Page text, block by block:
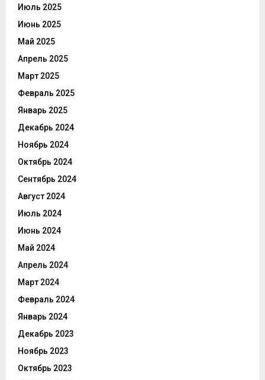
Июль 2025
Июнь 2025
Май 2025
Апрель 2025
Март 2025
Февраль 2025
Январь 2025
Декабрь 2024
Ноябрь 2024
Октябрь 2024
Сентябрь 2024
Август 2024
Июль 2024
Июнь 2024
Май 2024
Апрель 2024
Март 2024
Февраль 2024
Январь 2024
Декабрь 2023
Ноябрь 2023
Октябрь 2023